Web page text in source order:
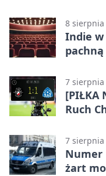
8 sierpnia
Indie w
7 sierpnia
[PIŁKA
Ruch
7 sierpnia
Numer
żart